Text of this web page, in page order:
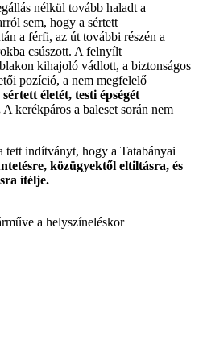
nélkül tovább haladt a
sem, hogy a sértett
a férfi, az út további részén a
csúszott. A felnyílt
kihajoló vádlott, a biztonságos
pozíció, a nem megfelelő
életét, testi épségét
A kerékpáros a baleset során nem
tett indítványt, hogy a Tatabányai
közügyektől eltiltásra, és
ítélje.
a helyszíneléskor